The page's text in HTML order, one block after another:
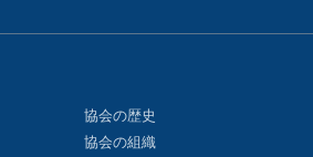
協会の歴史
協会の組織